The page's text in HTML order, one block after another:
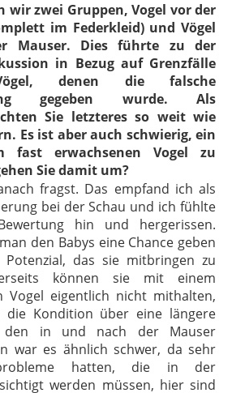
wir zwei Gruppen, Vogel vor der
im Federkleid) und Vögel
Mauser. Dies führte zu der
in Bezug auf Grenzfälle
denen die falsche
gegeben wurde. Als
Sie letzteres so weit wie
Es ist aber auch schwierig, ein
fast erwachsenen Vogel zu
Sie damit um?
fragst. Das empfand ich als
bei der Schau und ich fühlte
hin und hergerissen.
den Babys eine Chance geben
das sie mitbringen zu
können sie mit einem
Vogel eigentlich nicht mithalten,
die Kondition über eine längere
in und nach der Mauser
war es ähnlich schwer, da sehr
hatten, die in der
werden müssen, hier sind